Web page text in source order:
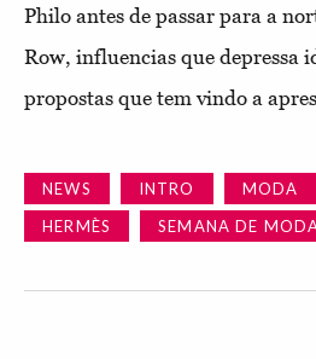
Philo antes de passar para a
Row, influencias que depressa
propostas que tem vindo a
NEWS INTRO MODA
HERMÈS
SEMANA DE